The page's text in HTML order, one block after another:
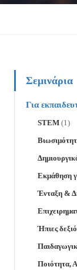
Σεμινάρια
Για
STEM (1)
Εκμάθηση
Ένταξη &
Ήπιες
Ποιότητα,